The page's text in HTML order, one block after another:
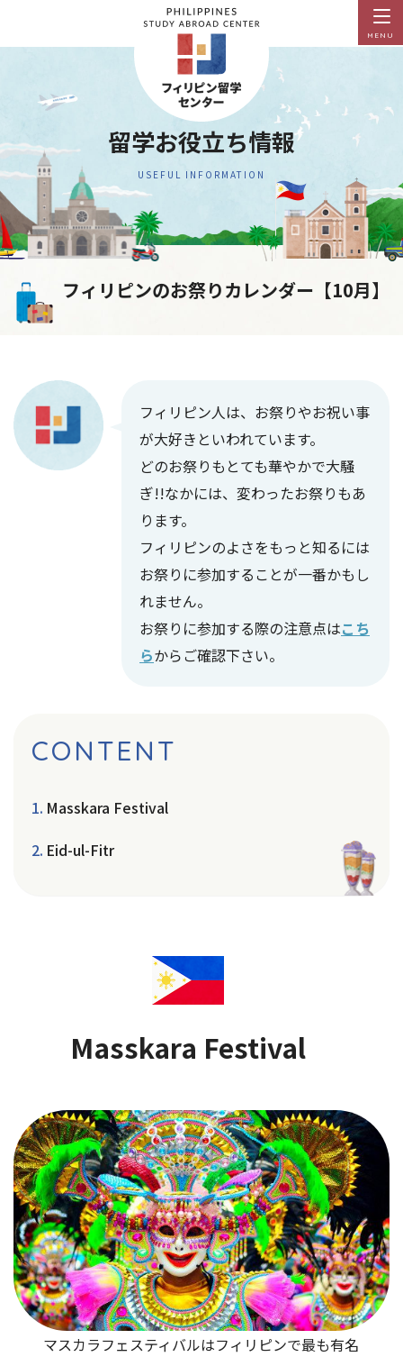
MENU
留学お役立ち情報
USEFUL INFORMATION
フィリピンのお祭りカレンダー【10月】
フィリピン人は、お祭りやお祝い事
が大好きといわれています。
どのお祭りもとても華やかで大騒
ぎ!!なかには、変わったお祭りもあ
ります。
フィリピンのよさをもっと知るには
お祭りに参加することが一番かもし
れません。
お祭りに参加する際の注意点はこち
らからご確認下さい。
CONTENT
Masskara Festival
Eid-ul-Fitr
Masskara Festival
マスカラフェスティバルはフィリピンで最も有名